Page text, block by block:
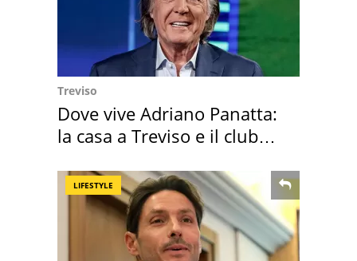
Treviso
Dove vive Adriano Panatta:
la casa a Treviso e il club
LIFESTYLE